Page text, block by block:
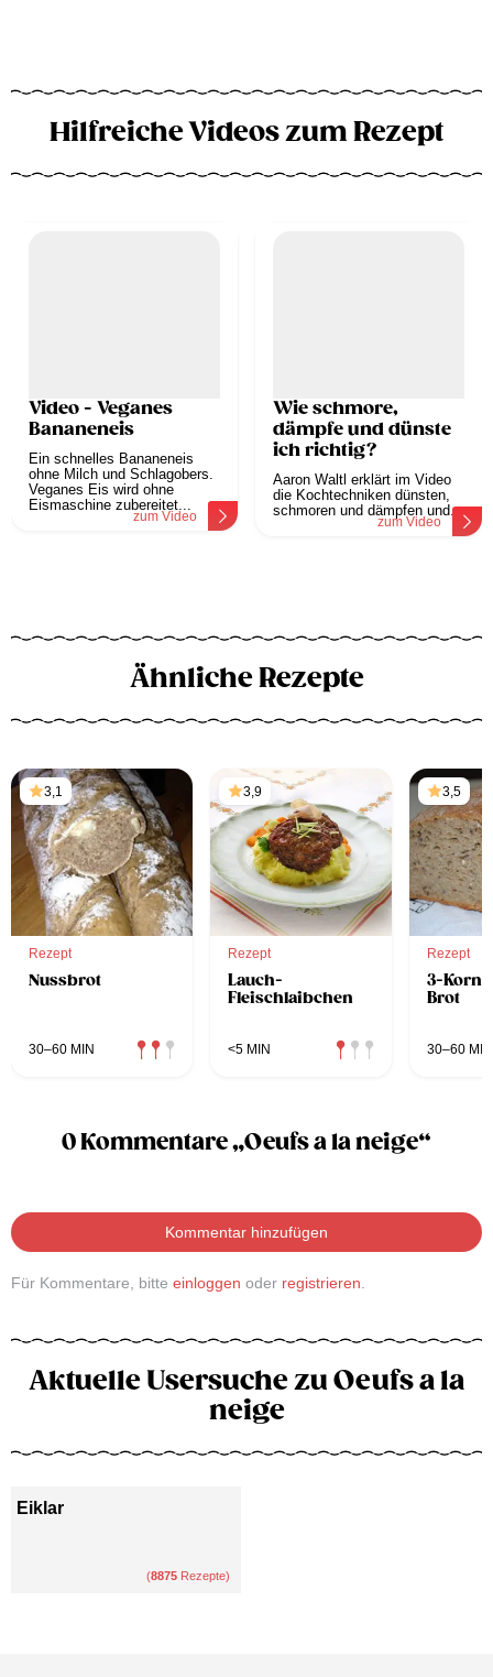
Hilfreiche Videos zum Rezept
Video - Veganes
Bananeneis
Ein schnelles Bananeneis
ohne Milch und Schlagobers.
Veganes Eis wird ohne
Eismaschine zubereitet...
zum Video
Wie schmore,
dämpfe und dünste
ich richtig?
Aaron Waltl erklärt im Video
die Kochtechniken dünsten,
schmoren und dämpfen und...
zum Video
Ähnliche Rezepte
3,1
Rezept
Nussbrot
30–60 MIN
3,9
Rezept
Lauch-
Fleischlaibchen
<5 MIN
3,5
Rezept
3-Korn-
Brot
30–60 MIN
0 Kommentare „Oeufs a la neige“
Kommentar hinzufügen
Für Kommentare, bitte einloggen oder registrieren.
Aktuelle Usersuche zu Oeufs a la
neige
Eiklar
(8875 Rezepte)